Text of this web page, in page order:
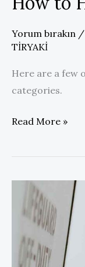
Yorum bırakın /
TİRYAKİ
Here are a few
categories.
How
Focused
Read More »